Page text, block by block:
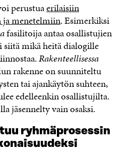
perustuaerilaisiin
menetelmiin. Esimerkiksi
fasilitoija antaa osallistujien
siitä mikä heitä dialogille
Rakenteellisessa
rakenne on suunniteltu
tai ajankäytön suhteen,
edelleenkin osallistujilta.
jäsennelty vain osaksi.
ryhmäprosessin